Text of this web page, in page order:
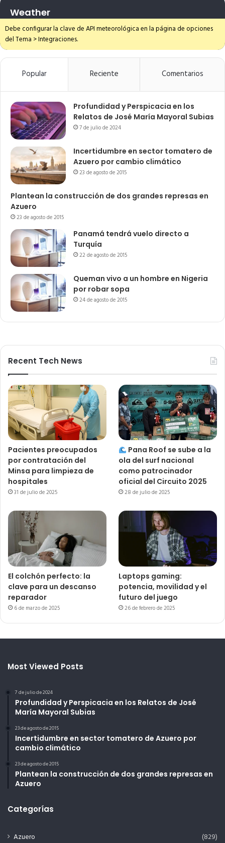
Weather
Debe configurar la clave de API meteorológica en la página de opciones
del Tema > Integraciones.
Popular Reciente Comentarios
Profundidad y Perspicacia en los
Relatos de José María Mayoral Subias
7 de julio de 2024
Incertidumbre en sector tomatero de
Azuero por cambio climático
23 de agosto de 2015
Plantean la construcción de dos grandes represas en
Azuero
23 de agosto de 2015
Panamá tendrá vuelo directo a
Turquía
22 de agosto de 2015
Queman vivo a un hombre en Nigeria
por robar sopa
24 de agosto de 2015
Recent Tech News
Pacientes preocupados
por contratación del
Minsa para limpieza de
hospitales
31 de julio de 2025
Pana Roof se sube a la
ola del surf nacional
como patrocinador
oficial del Circuito 2025
28 de julio de 2025
El colchón perfecto: la
clave para un descanso
reparador
6 de marzo de 2025
Laptops gaming:
potencia, movilidad y el
futuro del juego
26 de febrero de 2025
Most Viewed Posts
7 de julio de 2024
Profundidad y Perspicacia en los Relatos de José
María Mayoral Subias
23 de agosto de 2015
Incertidumbre en sector tomatero de Azuero por
cambio climático
23 de agosto de 2015
Plantean la construcción de dos grandes represas en
Azuero
Categorías
Azuero
(829)